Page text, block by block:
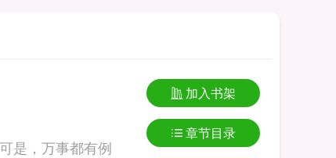
是，万事都有例
加入书架
章节目录